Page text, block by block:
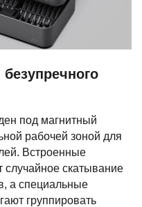
под магнитный
рабочей зоной для
Встроенные
скатывание
а специальные
группировать